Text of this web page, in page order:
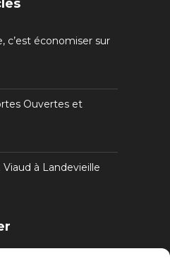
c’est économiser sur
Ouvertes et
à Landevieille